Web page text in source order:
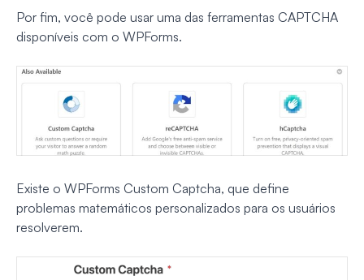
Por fim, você pode usar uma das ferramentas CAPTCHA
disponíveis com o WPForms.
Existe o WPForms Custom Captcha, que define
problemas matemáticos personalizados para os usuários
resolverem.